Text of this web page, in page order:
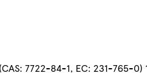
7722-84-1, EC: 231-765-0)